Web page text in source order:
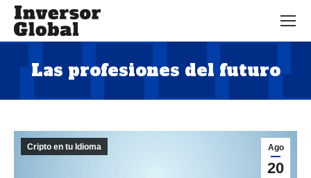
Las profesiones del futuro
Ago
20
Cripto en tu Idioma